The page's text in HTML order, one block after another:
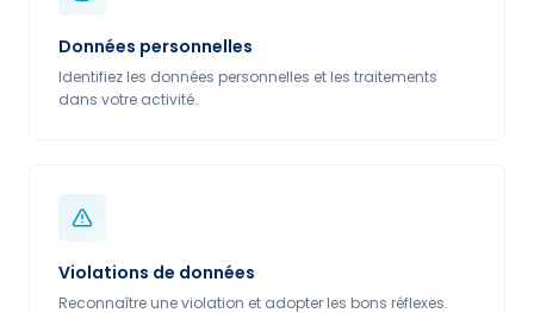
Données personnelles
Identifiez les données personnelles et les traitements
dans votre activité.
Violations de données
Reconnaître une violation et adopter les bons réflexes.